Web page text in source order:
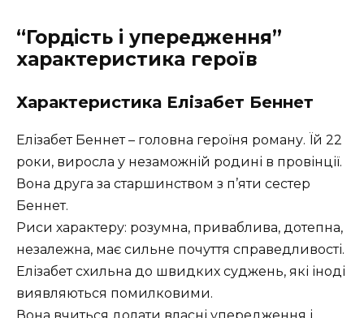
“Гордість і упередження”
характеристика героїв
Характеристика Елізабет Беннет
Елізабет Беннет – головна героїня роману. Їй 22
роки, виросла у незаможній родині в провінції.
Вона друга за старшинством з п’яти сестер
Беннет.
Риси характеру: розумна, приваблива, дотепна,
незалежна, має сильне почуття справедливості.
Елізабет схильна до швидких суджень, які іноді
виявляються помилковими.